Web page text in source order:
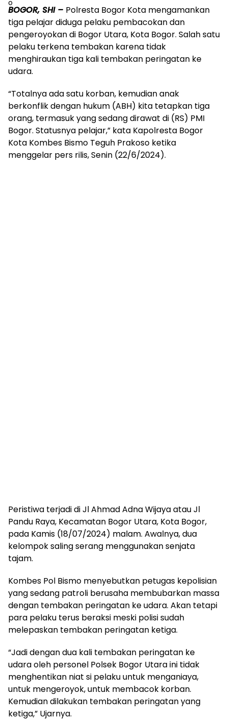
wa.me/087842777025
BOGOR, SHI – Polresta Bogor Kota mengamankan
tiga pelajar diduga pelaku pembacokan dan
pengeroyokan di Bogor Utara, Kota Bogor. Salah satu
pelaku terkena tembakan karena tidak
menghiraukan tiga kali tembakan peringatan ke
udara.
“Totalnya ada satu korban, kemudian anak
berkonflik dengan hukum (ABH) kita tetapkan tiga
orang, termasuk yang sedang dirawat di (RS) PMI
Bogor. Statusnya pelajar,” kata Kapolresta Bogor
Kota Kombes Bismo Teguh Prakoso ketika
menggelar pers rilis, Senin (22/6/2024).
Peristiwa terjadi di Jl Ahmad Adna Wijaya atau Jl
Pandu Raya, Kecamatan Bogor Utara, Kota Bogor,
pada Kamis (18/07/2024) malam. Awalnya, dua
kelompok saling serang menggunakan senjata
tajam.
Kombes Pol Bismo menyebutkan petugas kepolisian
yang sedang patroli berusaha membubarkan massa
dengan tembakan peringatan ke udara. Akan tetapi
para pelaku terus beraksi meski polisi sudah
melepaskan tembakan peringatan ketiga.
“Jadi dengan dua kali tembakan peringatan ke
udara oleh personel Polsek Bogor Utara ini tidak
menghentikan niat si pelaku untuk menganiaya,
untuk mengeroyok, untuk membacok korban.
Kemudian dilakukan tembakan peringatan yang
ketiga,” Ujarnya.